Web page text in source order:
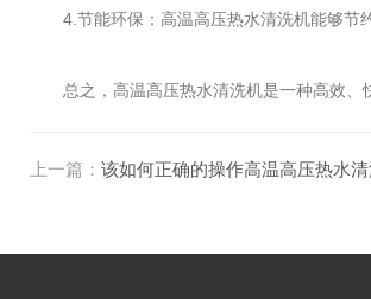
4.节能环保：高温高压热水清洗机能够节约
总之，高温高压热水清洗机是一种高效、快
上一篇： 该如何正确的操作高温高压热水